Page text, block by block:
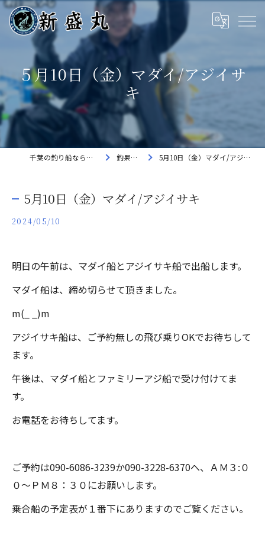
５月10日（金）マダイ/アジイサ
キ
千葉の釣り船なら新盛丸 釣果速報 5月10日（金）マダイ/アジイサキ
5月10日（金）マダイ/アジイサキ
2024/05/10
明日の午前は、マダイ船とアジイサキ船で出船します。
マダイ船は、締め切らせて頂きました。
m(_ _)m
アジイサキ船は、ご予約無しの飛び乗りOKでお待ちして
ます。
午後は、マダイ船とファミリーアジ船で受け付けてま
す。
お電話をお待ちしてます。
ご予約は090-6086-3239か090-3228-6370へ、ＡＭ３:０
０～ＰＭ８：３０にお願いします。
乗合船の予定表が１番下にありますのでご覧ください。